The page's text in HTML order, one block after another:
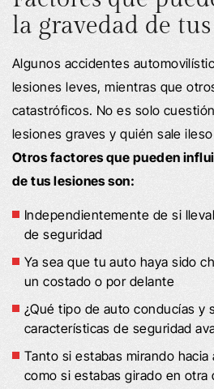
la gravedad de
Algunos accidentes
lesiones leves, mientras que
catastróficos. No es solo
lesiones graves y quién sale
Otros factores que pueden
de tus lesiones son:
Independientemente de si
de seguridad
Ya sea que tu auto haya sido
un costado o por delante
¿Qué tipo de auto conducías y
características de seguridad
Tanto si estabas mirando
como si estabas girado en otra